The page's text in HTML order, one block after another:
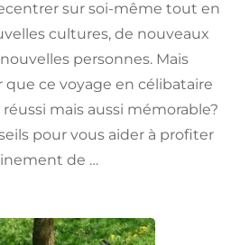
sur soi-même tout en
cultures, de nouveaux
personnes. Mais
que ce voyage en célibataire
mais aussi mémorable?
pour vous aider à profiter
de …